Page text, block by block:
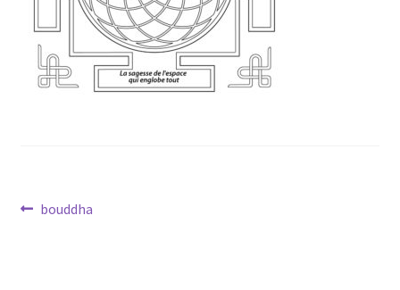
Mandalathèque
Me contacter
Vidéos
Navigation
Article
bouddha